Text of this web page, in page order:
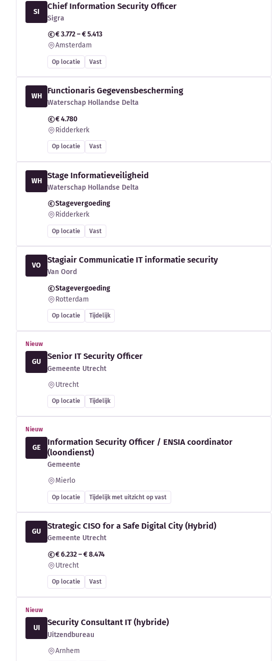
SI
Chief Information Security Officer
Sigra
€ 3.772 – € 5.413
Amsterdam
Op locatie Vast
WH
Functionaris Gegevensbescherming
Waterschap Hollandse Delta
€ 4.780
Ridderkerk
Op locatie Vast
WH
Stage Informatieveiligheid
Waterschap Hollandse Delta
Stagevergoeding
Ridderkerk
Op locatie Vast
VO
Stagiair Communicatie IT informatie security
Van Oord
Stagevergoeding
Rotterdam
Op locatie Tijdelijk
Nieuw
GU
Senior IT Security Officer
Gemeente Utrecht
Utrecht
Op locatie Tijdelijk
Nieuw
GE
Information Security Officer / ENSIA coordinator
(loondienst)
Gemeente
Mierlo
Op locatie Tijdelijk met uitzicht op vast
GU
Strategic CISO for a Safe Digital City (Hybrid)
Gemeente Utrecht
€ 6.232 – € 8.474
Utrecht
Op locatie Vast
Nieuw
UI
Security Consultant IT (hybride)
Uitzendbureau
Arnhem